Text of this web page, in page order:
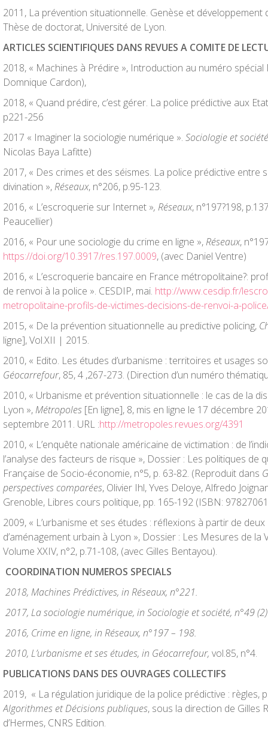
2011, La prévention situationnelle. Genèse et développement
Thèse de doctorat, Université de Lyon.
ARTICLES SCIENTIFIQUES DANS REVUES A COMITE DE
2018, « Machines à Prédire », Introduction au numéro spécial
Domnique Cardon),
2018, « Quand prédire, c’est gérer. La police prédictive aux
p221-256
2017 « Imaginer la sociologie numérique ». Sociologie et
Nicolas Baya Lafitte)
2017, « Des crimes et des séismes. La police prédictive entre
divination »,Réseaux, n°206, p.95-123.
2016, « L’escroquerie sur Internet », Réseaux, n°197?198,
Peaucellier)
2016, « Pour une sociologie du crime en ligne »,Réseaux,
https://doi.org/10.3917/res.197.0009, (avec Daniel Ventre)
2016, « L’escroquerie bancaire en France métropolitaine?:
de renvoi à la police ». CESDIP, mai. http://www.cesdip.fr/
metropolitaine-profils-de-victimes-decisions-de-renvoi-a-
2015, « De la prévention situationnelle au predictive policing,
ligne], Vol.XII | 2015.
2010, « Edito. Les études d’urbanisme : territoires et usages
Géocarrefour, 85, 4 ,267-273. (Direction d’un numéro
2010, « Urbanisme et prévention situationnelle : le cas de la
Lyon »,Métropoles [En ligne], 8, mis en ligne le 17 décembre
septembre 2011. URL :http://metropoles.revues.org/4391
2010, « L’enquête nationale américaine de victimation : de
l’analyse des facteurs de risque », Dossier : Les politiques de
Française de Socio-économie, n°5, p. 63-82. (Reproduit dans
perspectives comparées, Olivier Ihl, Yves Deloye, Alfredo
Grenoble, Libres cours politique, pp. 165-192 (ISBN:
2009, « L’urbanisme et ses études : réflexions à partir de
d’aménagement urbain à Lyon », Dossier : Les Mesures de la
Volume XXIV, n°2, p.71-108, (avec Gilles Bentayou).
COORDINATION NUMEROS SPECIALS
2018, Machines Prédictives, in Réseaux, n°221.
2017, La sociologie numérique, in Sociologie et société, n°49 (2)
2016, Crime en ligne, in Réseaux, n°197 – 198.
2010, L’urbanisme et ses études, in Géocarrefour, vol.85, n°4.
PUBLICATIONS DANS DES OUVRAGES COLLECTIFS
2019, « La régulation juridique de la police prédictive : règles,
Algorithmes et Décisions publiques, sous la direction de Gilles
d’Hermes, CNRS Edition.